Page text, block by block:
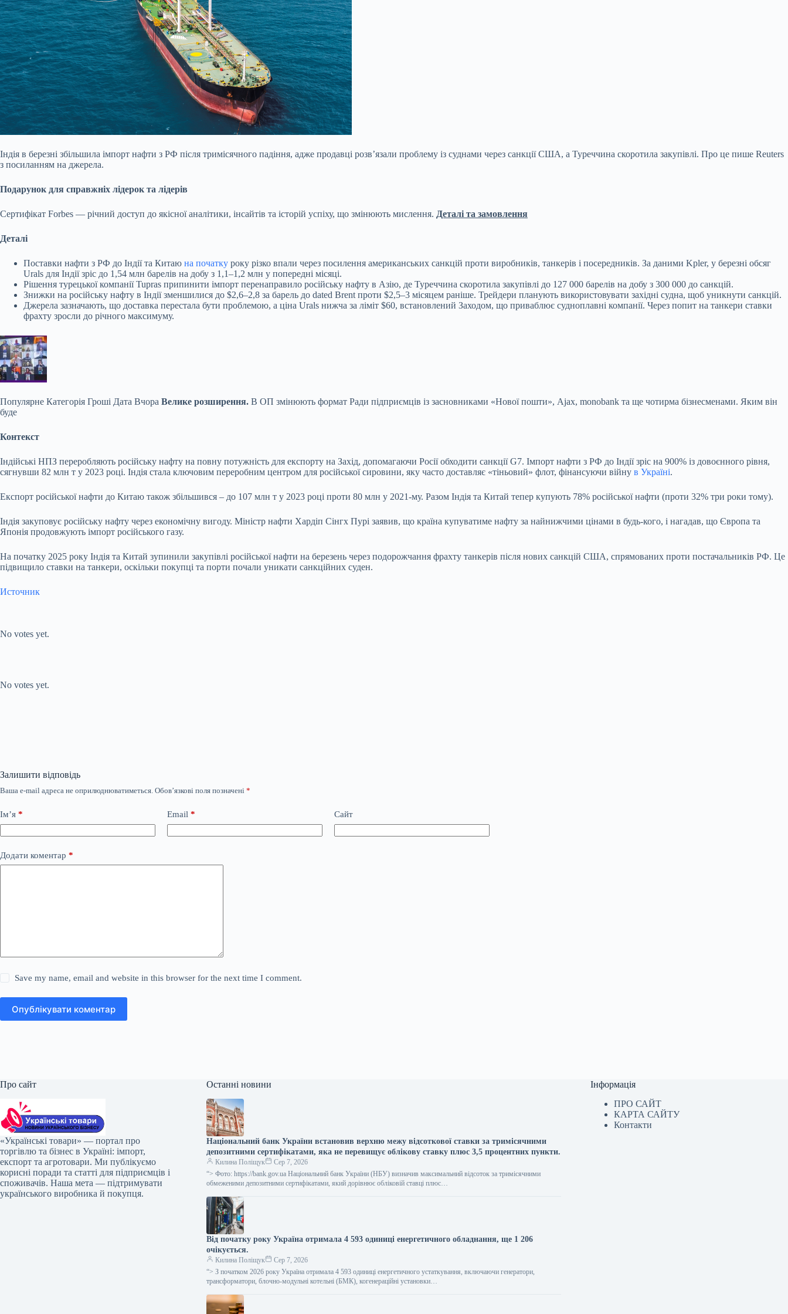
Індія в березні збільшила імпорт нафти з РФ після тримісячного падіння, адже продавці розв’язали проблему із суднами через санкції США, а Туреччина скоротила закупівлі. Про це пише Reuters
з посиланням на джерела.
Подарунок для справжніх лідерок та лідерів
Сертифікат Forbes — річний доступ до якісної аналітики, інсайтів та історій успіху, що змінюють мислення. Деталі та замовлення
Деталі
Поставки нафти з РФ до Індії та Китаю на початку року різко впали через посилення американських санкцій проти виробників, танкерів і посередників. За даними Kpler, у березні обсяг
Urals для Індії зріс до 1,54 млн барелів на добу з 1,1–1,2 млн у попередні місяці.
Рішення турецької компанії Tupras припинити імпорт перенаправило російську нафту в Азію, де Туреччина скоротила закупівлі до 127 000 барелів на добу з 300 000 до санкцій.
Знижки на російську нафту в Індії зменшилися до $2,6–2,8 за барель до dated Brent проти $2,5–3 місяцем раніше. Трейдери планують використовувати західні судна, щоб уникнути санкцій.
Джерела зазначають, що доставка перестала бути проблемою, а ціна Urals нижча за ліміт $60, встановлений Заходом, що приваблює судноплавні компанії. Через попит на танкери ставки
фрахту зросли до річного максимуму.
Популярне Категорія Гроші Дата Вчора Велике розширення. В ОП змінюють формат Ради підприємців із засновниками «Нової пошти», Ajax, monobank та ще чотирма бізнесменами. Яким він
буде
Контекст
Індійські НПЗ переробляють російську нафту на повну потужність для експорту на Захід, допомагаючи Росії обходити санкції G7. Імпорт нафти з РФ до Індії зріс на 900% із довоєнного рівня,
сягнувши 82 млн т у 2023 році. Індія стала ключовим переробним центром для російської сировини, яку часто доставляє «тіньовий» флот, фінансуючи війну в Україні.
Експорт російської нафти до Китаю також збільшився – до 107 млн т у 2023 році проти 80 млн у 2021-му. Разом Індія та Китай тепер купують 78% російської нафти (проти 32% три роки тому).
Індія закуповує російську нафту через економічну вигоду. Міністр нафти Хардіп Сінгх Пурі заявив, що країна купуватиме нафту за найнижчими цінами в будь-кого, і нагадав, що Європа та
Японія продовжують імпорт російського газу.
На початку 2025 року Індія та Китай зупинили закупівлі російської нафти на березень через подорожчання фрахту танкерів після нових санкцій США, спрямованих проти постачальників РФ. Це
підвищило ставки на танкери, оскільки покупці та порти почали уникати санкційних суден.
Источник
No votes yet.
No votes yet.
Залишити відповідь
Ваша e-mail адреса не оприлюднюватиметься. Обов’язкові поля позначені *
Ім’я * Email * Сайт
Додати коментар *
Save my name, email and website in this browser for the next time I comment.
Опублікувати коментар
Про сайт
«Українські товари» — портал про
торгівлю та бізнес в Україні: імпорт,
експорт та агротовари. Ми публікуємо
корисні поради та статті для підприємців і
споживачів. Наша мета — підтримувати
українського виробника й покупця.
Останні новини
Національний банк України встановив верхню межу відсоткової ставки за тримісячними
депозитними сертифікатами, яка не перевищує облікову ставку плюс 3,5 процентних пункти.
Килина Поліщук
Сер 7, 2026
“> Фото: https://bank.gov.ua Національний банк України (НБУ) визначив максимальний відсоток за тримісячними
обмеженими депозитними сертифікатами, який дорівнює обліковій ставці плюс…
Від початку року Україна отримала 4 593 одиниці енергетичного обладнання, ще 1 206
очікується.
Килина Поліщук
Сер 7, 2026
“> З початком 2026 року Україна отримала 4 593 одиниці енергетичного устаткування, включаючи генератори,
трансформатори, блочно-модульні котельні (БМК), когенераційні установки…
Інформація
ПРО САЙТ
КАРТА САЙТУ
Контакти